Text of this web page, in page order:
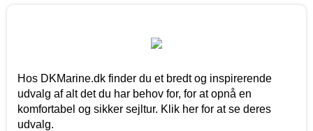
Hos DKMarine.dk finder du et bredt og inspirerende
udvalg af alt det du har behov for, for at opnå en
komfortabel og sikker sejltur. Klik her for at se deres
udvalg.